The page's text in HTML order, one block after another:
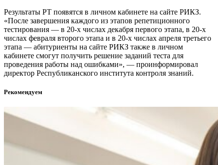
Результаты РТ появятся в личном кабинете на сайте РИКЗ.
«После завершения каждого из этапов репетиционного
тестирования — в 20-х числах декабря первого этапа, в 20-х
числах февраля второго этапа и в 20-х числах апреля третьего
этапа — абитуриенты на сайте РИКЗ также в личном
кабинете смогут получить решение заданий теста для
проведения работы над ошибками», — проинформировал
директор Республиканского института контроля знаний.
Рекомендуем